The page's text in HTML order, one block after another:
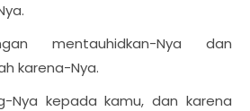
mentauhidkan-Nya dan
karena-Nya.
Nya kepada kamu, dan karena